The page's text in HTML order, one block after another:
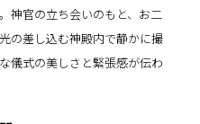
神官の立ち会いのもと、お二
の差し込む神殿内で静かに撮
儀式の美しさと緊張感が伝わ